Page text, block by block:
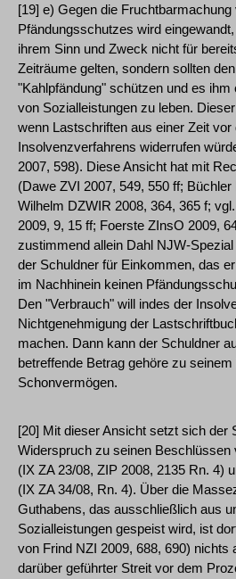
[19] e) Gegen die
Pfändungsschutzes wird
ihrem Sinn und Zweck nicht für
Zeiträume gelten, sondern sollten
"Kahlpfändung" schützen und es ihm
von Sozialleistungen zu leben.
wenn Lastschriften aus einer Zeit vor
Insolvenzverfahrens widerrufen
2007, 598). Diese Ansicht hat mit
(Dawe ZVI 2007, 549, 550 ff; Büchler
Wilhelm DZWIR 2008, 364, 365 f;
2009, 9, 15 ff; Foerste ZInsO 2009,
zustimmend allein Dahl NJW-
der Schuldner für Einkommen, das
im Nachhinein keinen
Den "Verbrauch" will indes der
Nichtgenehmigung der
machen. Dann kann der Schuldner
betreffende Betrag gehöre zu
Schonvermögen.
[20] Mit dieser Ansicht setzt sich der
Widerspruch zu seinen Beschlüssen
(IX ZA 23/08, ZIP 2008, 2135 Rn. 4)
(IX ZA 34/08, Rn. 4). Über die
Guthabens, das ausschließlich aus
Sozialleistungen gespeist wird, ist
von Frind NZI 2009, 688, 690) nichts
darüber geführter Streit vor dem